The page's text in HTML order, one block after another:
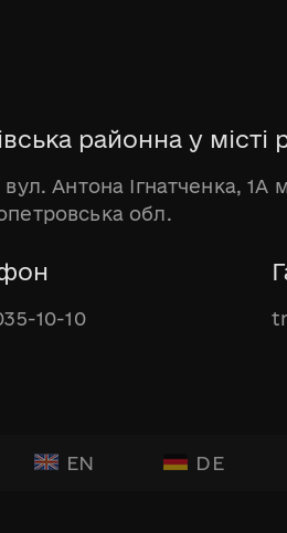
районна у місті
вул. Антона Ігнатченка, 1А
обл.
10-10
EN DE